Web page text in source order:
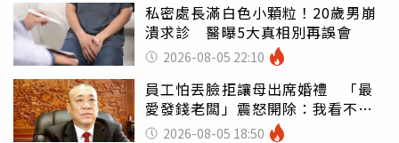
私密處長滿白色小顆粒！20歲男崩
潰求診 醫曝5大真相別再誤會
2026-08-05 22:10
員工怕丟臉拒讓母出席婚禮 「最
愛發錢老闆」震怒開除：我看不起
你 2026-08-05 18:50